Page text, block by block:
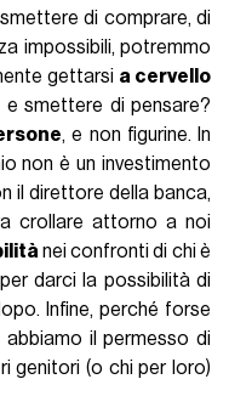
di comprare, di
impossibili, potremmo
gettarsi a cervello
smettere di pensare?
, e non figurine. In
non è un investimento
il direttore della banca,
crollare attorno a noi
nei confronti di chi è
darci la possibilità di
Infine, perché forse
il permesso di
genitori (o chi per loro)